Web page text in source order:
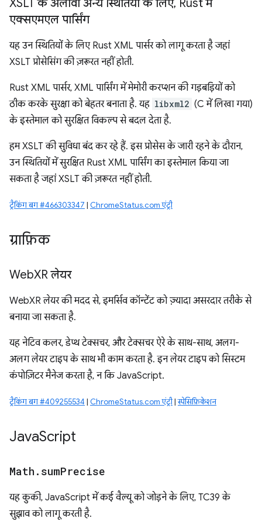
XSLT के अलावा अन्य स्थितियों के लिए, Rust में
एक्सएमएल पार्सिंग
यह उन स्थितियों के लिए Rust XML पार्सर को लागू करता है जहां
XSLT प्रोसेसिंग की ज़रूरत नहीं होती.
Rust XML पार्सर, XML पार्सिंग में मेमोरी करप्शन की गड़बड़ियों को
ठीक करके सुरक्षा को बेहतर बनाता है. यह libxml2 (C में लिखा गया)
के इस्तेमाल को सुरक्षित विकल्प से बदल देता है.
हम XSLT की सुविधा बंद कर रहे हैं. इस प्रोसेस के जारी रहने के दौरान,
उन स्थितियों में सुरक्षित Rust XML पार्सिंग का इस्तेमाल किया जा
सकता है जहां XSLT की ज़रूरत नहीं होती.
ट्रैकिंग बग #466303347 | ChromeStatus.com एंट्री
ग्राफ़िक
WebXR लेयर
WebXR लेयर की मदद से, इमर्सिव कॉन्टेंट को ज़्यादा असरदार तरीके से
बनाया जा सकता है.
यह नेटिव कलर, डेप्थ टेक्सचर, और टेक्सचर ऐरे के साथ-साथ, अलग-
अलग लेयर टाइप के साथ भी काम करता है. इन लेयर टाइप को सिस्टम
कंपोज़िटर मैनेज करता है, न कि JavaScript.
ट्रैकिंग बग #409255534 | ChromeStatus.com एंट्री|स्पेसिफ़िकेशन
JavaScript
Math . sumPrecise
यह कुकी, JavaScript में कई वैल्यू को जोड़ने के लिए, TC39 के
सुझाव को लागू करती है.